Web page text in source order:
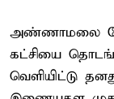
அண்ணாமலை
கட்சியை
வெளியிட்டு